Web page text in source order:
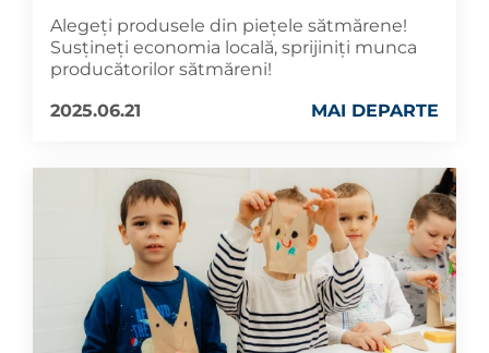
Alegeți produsele din piețele sătmărene!
Susțineți economia locală, sprijiniți munca
producătorilor sătmăreni!
2025.06.21
MAI DEPARTE